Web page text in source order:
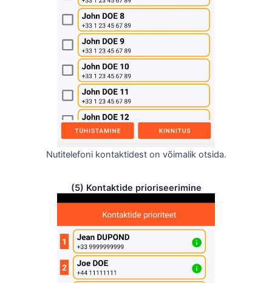
Nutitelefoni kontaktidest on võimalik otsida.
(5) Kontaktide prioriseerimine